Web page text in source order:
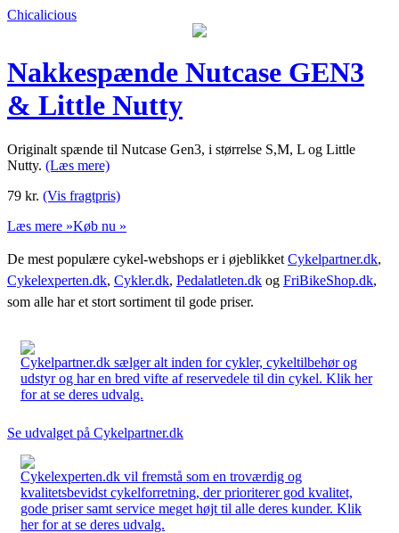
Chicalicious
Nakkespænde Nutcase GEN3
& Little Nutty
Originalt spænde til Nutcase Gen3, i størrelse S,M, L og Little
Nutty. (Læs mere)
79 kr. (Vis fragtpris)
Læs mere »Køb nu »
De mest populære cykel-webshops er i øjeblikket Cykelpartner.dk,
Cykelexperten.dk, Cykler.dk, Pedalatleten.dk og FriBikeShop.dk,
som alle har et stort sortiment til gode priser.
Cykelpartner.dk sælger alt inden for cykler, cykeltilbehør og
udstyr og har en bred vifte af reservedele til din cykel. Klik her
for at se deres udvalg.
Se udvalget på Cykelpartner.dk
Cykelexperten.dk vil fremstå som en troværdig og
kvalitetsbevidst cykelforretning, der prioriterer god kvalitet,
gode priser samt service meget højt til alle deres kunder. Klik
her for at se deres udvalg.